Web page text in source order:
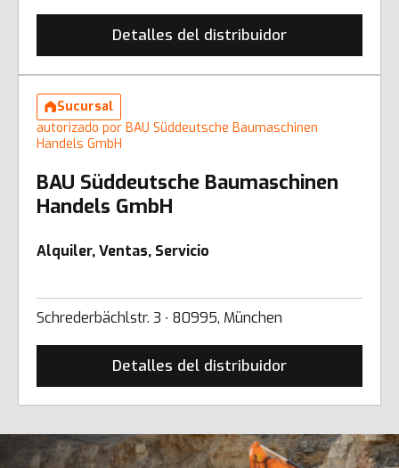
Detalles del distribuidor
Sucursal
autorizado por BAU Süddeutsche Baumaschinen
Handels GmbH
BAU Süddeutsche Baumaschinen
Handels GmbH
Alquiler, Ventas, Servicio
Schrederbächlstr. 3 ∙ 80995, München
Detalles del distribuidor